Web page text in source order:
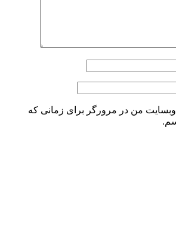
من در مرورگر برای زمانی که